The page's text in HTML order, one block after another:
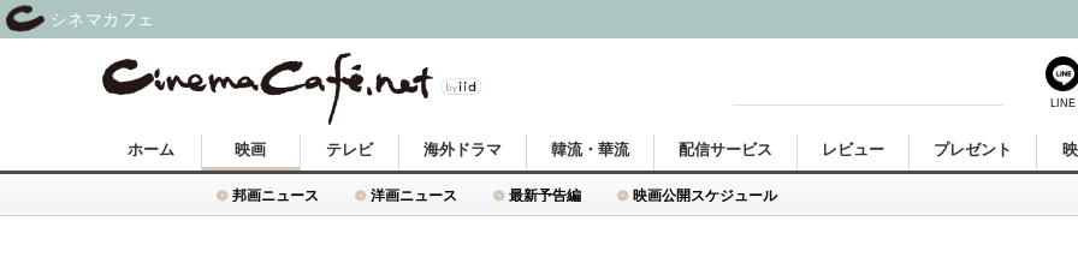
ホーム 映画
邦画ニュース 洋画ニュース 最新予告編 映画公開スケジュール
テレビ 海外ドラマ 韓流・華流 配信サービス レビュー プレゼント
LINE
シネマカフェ